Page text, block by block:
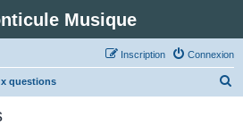
Musique
Connexion
Inscription
questions